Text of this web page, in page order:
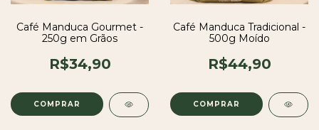
Café Manduca Gourmet -
250g em Grãos
R$34,90
Café Manduca Tradicional -
500g Moído
R$44,90